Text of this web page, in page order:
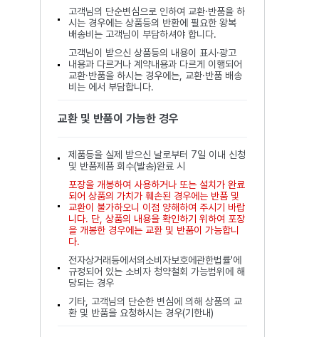
고객님의 단순변심으로 인하여 교환·반품을 하
시는 경우에는 상품등의 반환에 필요한 왕복
배송비는 고객님이 부담하셔야 합니다.
고객님이 받으신 상품등의 내용이 표시·광고
내용과 다르거나 계약내용과 다르게 이행되어
교환·반품을 하시는 경우에는, 교환·반품 배송
비는 에서 부담합니다.
교환 및 반품이 가능한 경우
제품등을 실제 받으신 날로부터 7일 이내 신청
및 반품제품 회수(발송)완료 시
포장을 개봉하여 사용하거나 또는 설치가 완료
되어 상품의 가치가 훼손된 경우에는 반품 및
교환이 불가하오니 이점 양해하여 주시기 바랍
니다. 단, 상품의 내용을 확인하기 위하여 포장
을 개봉한 경우에는 교환 및 반품이 가능합니
다.
전자상거래등에서의소비자보호에관한법률'에
규정되어 있는 소비자 청약철회 가능범위에 해
당되는 경우
기타, 고객님의 단순한 변심에 의해 상품의 교
환 및 반품을 요청하시는 경우(기한내)